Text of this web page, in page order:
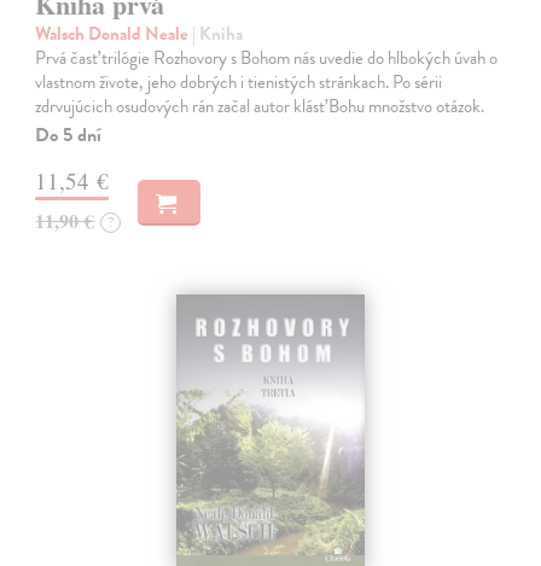
Walsch Donald Neale | Kniha
Prvá časť trilógie Rozhovory s Bohom nás uvedie do hlbokých úvah o
vlastnom živote, jeho dobrých i tienistých stránkach. Po sérii
zdrvujúcich osudových rán začal autor klásť Bohu množstvo otázok.
Do 5 dní
11,54 €
11,90 € ?